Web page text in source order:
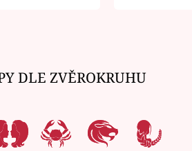
DLE ZVĚROKRUHU